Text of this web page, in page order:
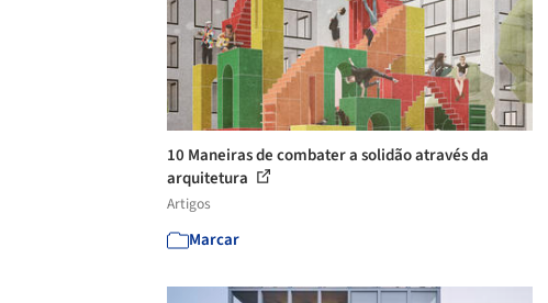
10 Maneiras de combater a solidão através da
arquitetura
Artigos
Marcar